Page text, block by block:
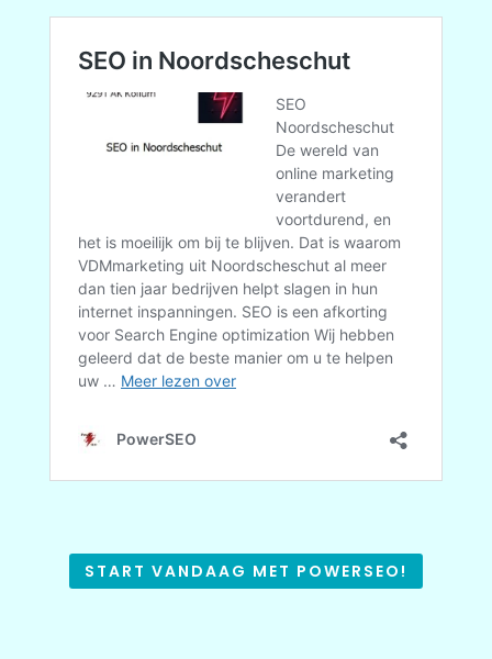
START VANDAAG MET POWERSEO!